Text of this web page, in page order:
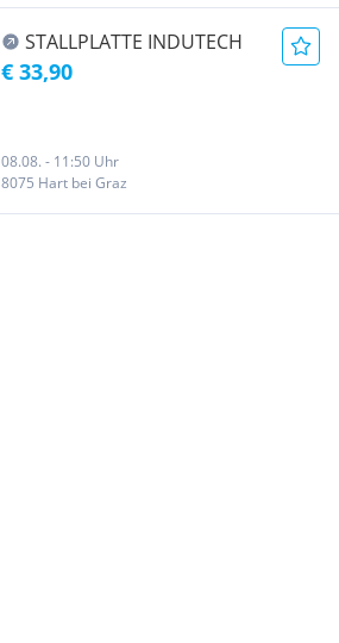
STALLPLATTE INDUTECH
€ 33,90
08.08. - 11:50 Uhr
8075 Hart bei Graz